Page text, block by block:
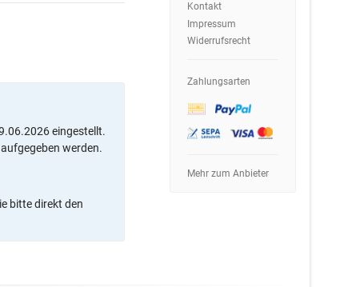
eingestellt.
werden.
bitte direkt den
Kontakt
Impressum
Widerrufsrecht
Zahlungsarten
Mehr zum Anbieter